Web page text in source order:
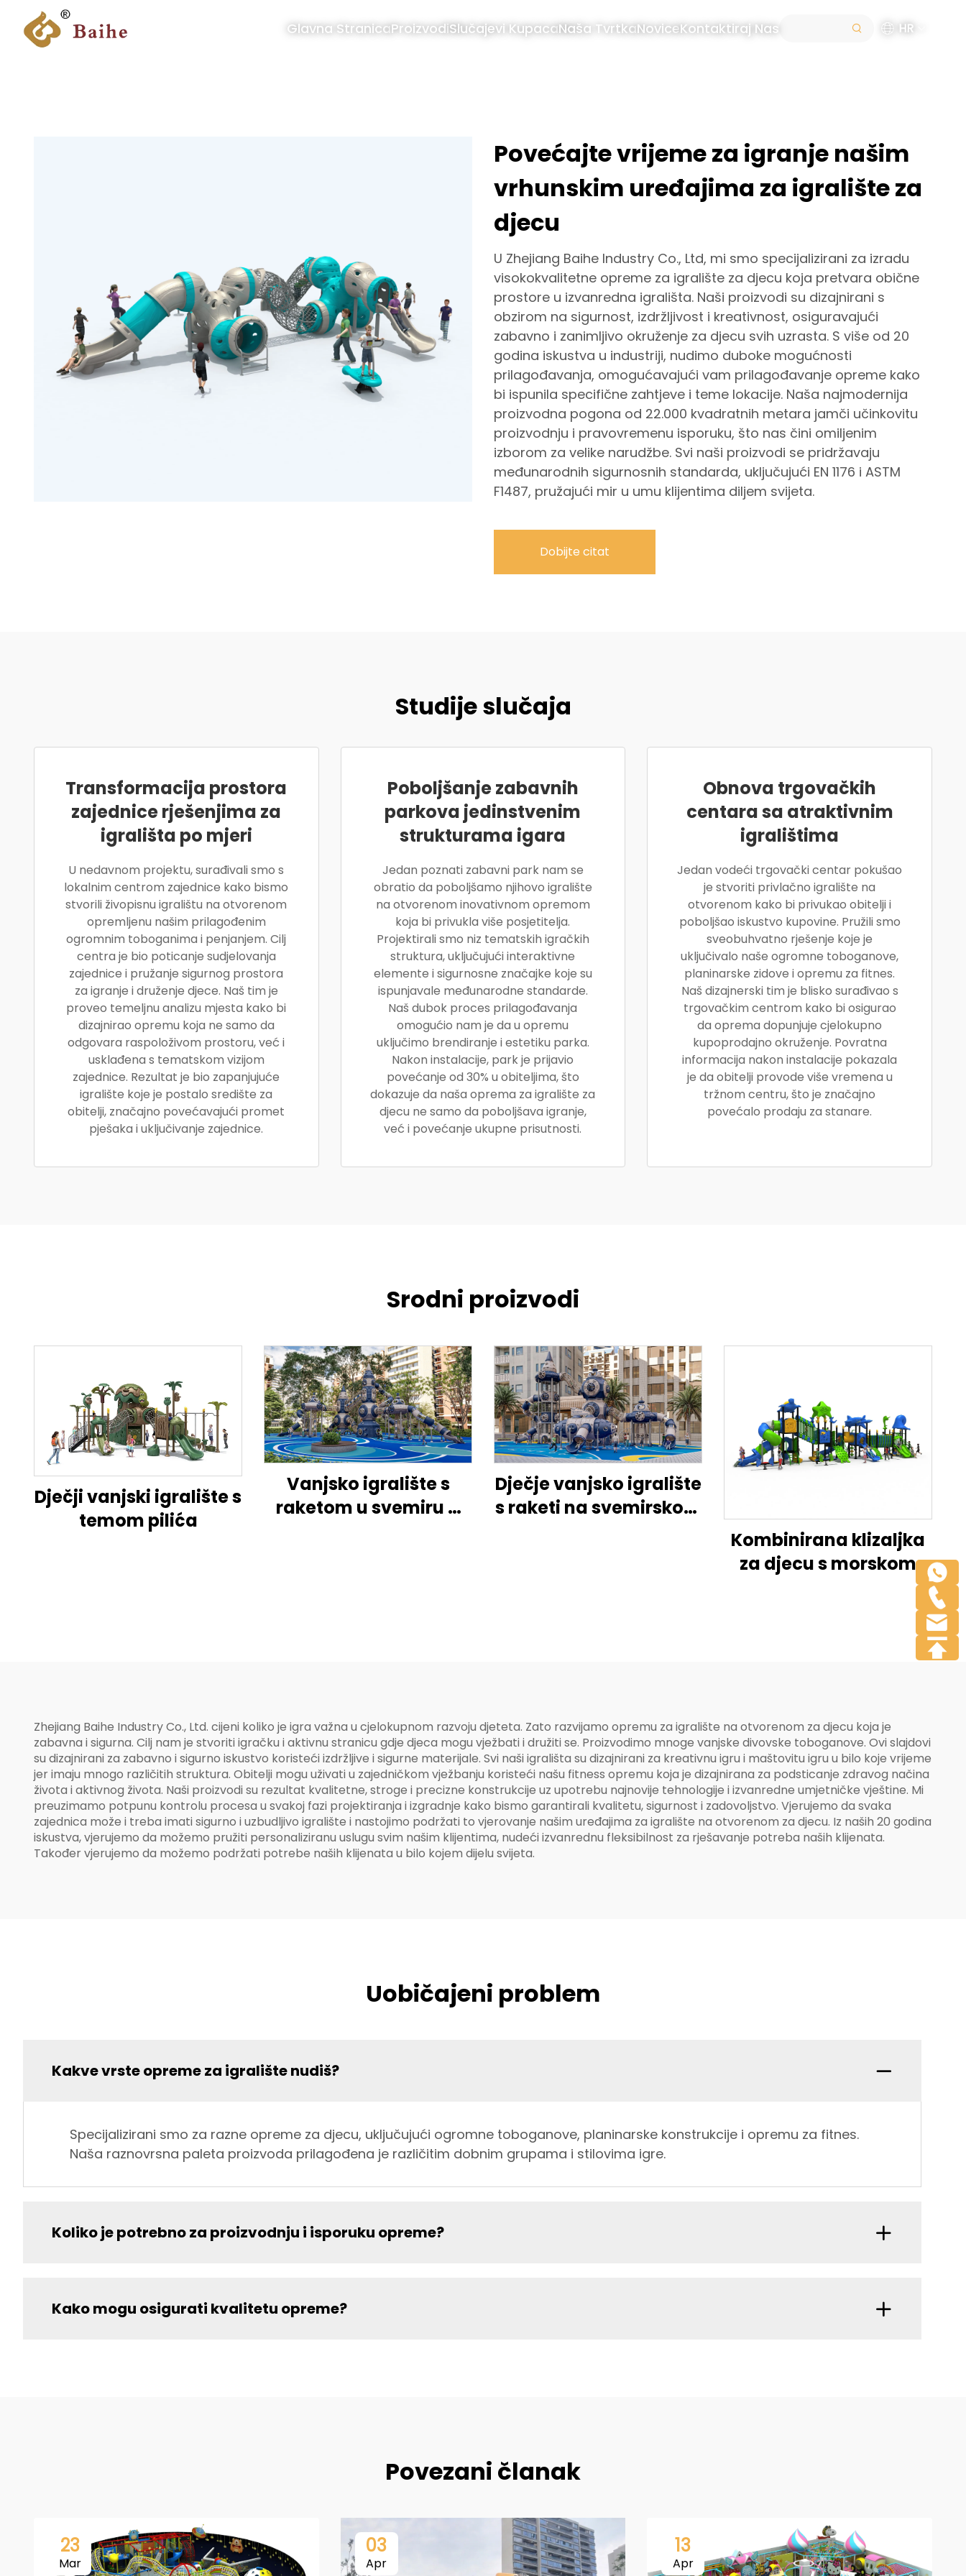
Glavna StranicaProizvodiSlučajevi KupacaNaša TvrtkaNoviceKontaktiraj Nas HR
Povećajte vrijeme za igranje našim
vrhunskim uređajima za igralište za
djecu
U Zhejiang Baihe Industry Co., Ltd, mi smo specijalizirani za izradu
visokokvalitetne opreme za igralište za djecu koja pretvara obične
prostore u izvanredna igrališta. Naši proizvodi su dizajnirani s
obzirom na sigurnost, izdržljivost i kreativnost, osiguravajući
zabavno i zanimljivo okruženje za djecu svih uzrasta. S više od 20
godina iskustva u industriji, nudimo duboke mogućnosti
prilagođavanja, omogućavajući vam prilagođavanje opreme kako
bi ispunila specifične zahtjeve i teme lokacije. Naša najmodernija
proizvodna pogona od 22.000 kvadratnih metara jamči učinkovitu
proizvodnju i pravovremenu isporuku, što nas čini omiljenim
izborom za velike narudžbe. Svi naši proizvodi se pridržavaju
međunarodnih sigurnosnih standarda, uključujući EN 1176 i ASTM
F1487, pružajući mir u umu klijentima diljem svijeta.
Dobijte citat
Studije slučaja
Transformacija prostora
zajednice rješenjima za
igrališta po mjeri
U nedavnom projektu, surađivali smo s
lokalnim centrom zajednice kako bismo
stvorili živopisnu igralištu na otvorenom
opremljenu našim prilagođenim
ogromnim toboganima i penjanjem. Cilj
centra je bio poticanje sudjelovanja
zajednice i pružanje sigurnog prostora
za igranje i druženje djece. Naš tim je
proveo temeljnu analizu mjesta kako bi
dizajnirao opremu koja ne samo da
odgovara raspoloživom prostoru, već i
usklađena s tematskom vizijom
zajednice. Rezultat je bio zapanjujuće
igralište koje je postalo središte za
obitelji, značajno povećavajući promet
pješaka i uključivanje zajednice.
Poboljšanje zabavnih
parkova jedinstvenim
strukturama igara
Jedan poznati zabavni park nam se
obratio da poboljšamo njihovo igralište
na otvorenom inovativnom opremom
koja bi privukla više posjetitelja.
Projektirali smo niz tematskih igračkih
struktura, uključujući interaktivne
elemente i sigurnosne značajke koje su
ispunjavale međunarodne standarde.
Naš dubok proces prilagođavanja
omogućio nam je da u opremu
uključimo brendiranje i estetiku parka.
Nakon instalacije, park je prijavio
povećanje od 30% u obiteljima, što
dokazuje da naša oprema za igralište za
djecu ne samo da poboljšava igranje,
već i povećanje ukupne prisutnosti.
Obnova trgovačkih
centara sa atraktivnim
igralištima
Jedan vodeći trgovački centar pokušao
je stvoriti privlačno igralište na
otvorenom kako bi privukao obitelji i
poboljšao iskustvo kupovine. Pružili smo
sveobuhvatno rješenje koje je
uključivalo naše ogromne toboganove,
planinarske zidove i opremu za fitnes.
Naš dizajnerski tim je blisko surađivao s
trgovačkim centrom kako bi osigurao
da oprema dopunjuje cjelokupno
kupoprodajno okruženje. Povratna
informacija nakon instalacije pokazala
je da obitelji provode više vremena u
tržnom centru, što je značajno
povećalo prodaju za stanare.
Srodni proizvodi
Dječji vanjski igralište s
temom pilića
Vanjsko igralište s
raketom u svemiru –
Dječje vanjsko igralište
s raketi na svemirskom
Kombinirana klizaljka
za djecu s morskom
avanturom vanjska
Zhejiang Baihe Industry Co., Ltd. cijeni koliko je igra važna u cjelokupnom razvoju djeteta. Zato razvijamo opremu za igralište na otvorenom za djecu koja je
zabavna i sigurna. Cilj nam je stvoriti igračku i aktivnu stranicu gdje djeca mogu vježbati i družiti se. Proizvodimo mnoge vanjske divovske toboganove. Ovi slajdovi
su dizajnirani za zabavno i sigurno iskustvo koristeći izdržljive i sigurne materijale. Svi naši igrališta su dizajnirani za kreativnu igru i maštovitu igru u bilo koje vrijeme
jer imaju mnogo različitih struktura. Obitelji mogu uživati u zajedničkom vježbanju koristeći našu fitness opremu koja je dizajnirana za podsticanje zdravog načina
života i aktivnog života. Naši proizvodi su rezultat kvalitetne, stroge i precizne konstrukcije uz upotrebu najnovije tehnologije i izvanredne umjetničke vještine. Mi
preuzimamo potpunu kontrolu procesa u svakoj fazi projektiranja i izgradnje kako bismo garantirali kvalitetu, sigurnost i zadovoljstvo. Vjerujemo da svaka
zajednica može i treba imati sigurno i uzbudljivo igralište i nastojimo podržati to vjerovanje našim uređajima za igralište na otvorenom za djecu. Iz naših 20 godina
iskustva, vjerujemo da možemo pružiti personaliziranu uslugu svim našim klijentima, nudeći izvanrednu fleksibilnost za rješavanje potreba naših klijenata.
Također vjerujemo da možemo podržati potrebe naših klijenata u bilo kojem dijelu svijeta.
Uobičajeni problem
Kakve vrste opreme za igralište nudiš?
Specijalizirani smo za razne opreme za djecu, uključujući ogromne toboganove, planinarske konstrukcije i opremu za fitnes.
Naša raznovrsna paleta proizvoda prilagođena je različitim dobnim grupama i stilovima igre.
Koliko je potrebno za proizvodnju i isporuku opreme?
Kako mogu osigurati kvalitetu opreme?
Povezani članak
23
Mar
03
Apr
13
Apr